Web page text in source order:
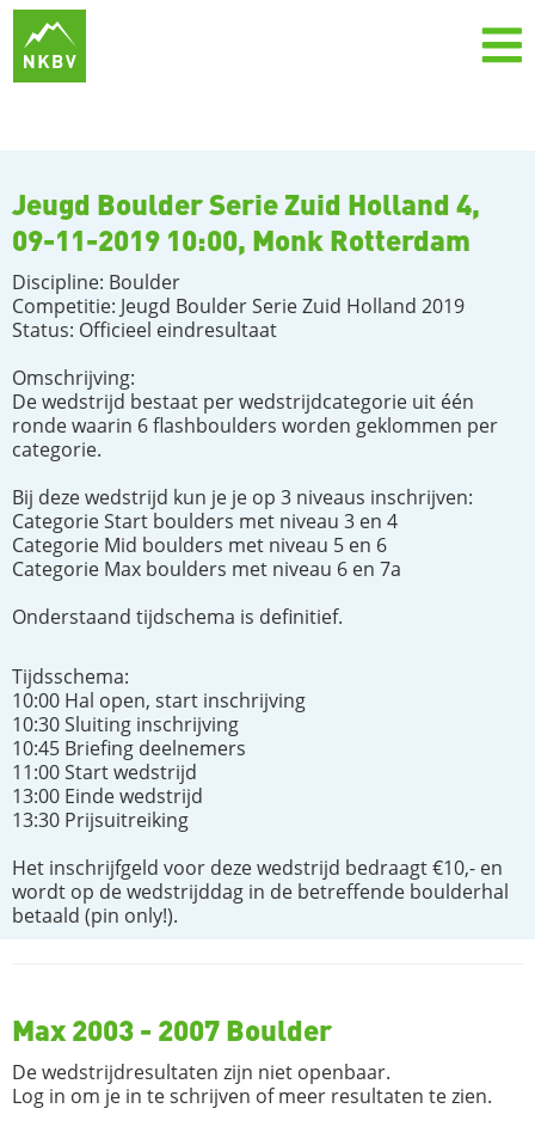
Jeugd Boulder Serie Zuid Holland 4,
09-11-2019 10:00, Monk Rotterdam
Discipline: Boulder
Competitie: Jeugd Boulder Serie Zuid Holland 2019
Status: Officieel eindresultaat
Omschrijving:
De wedstrijd bestaat per wedstrijdcategorie uit één
ronde waarin 6 flashboulders worden geklommen per
categorie.
Bij deze wedstrijd kun je je op 3 niveaus inschrijven:
Categorie Start boulders met niveau 3 en 4
Categorie Mid boulders met niveau 5 en 6
Categorie Max boulders met niveau 6 en 7a
Onderstaand tijdschema is definitief.
Tijdsschema:
10:00 Hal open, start inschrijving
10:30 Sluiting inschrijving
10:45 Briefing deelnemers
11:00 Start wedstrijd
13:00 Einde wedstrijd
13:30 Prijsuitreiking
Het inschrijfgeld voor deze wedstrijd bedraagt €10,- en
wordt op de wedstrijddag in de betreffende boulderhal
betaald (pin only!).
Max 2003 - 2007 Boulder
De wedstrijdresultaten zijn niet openbaar.
Log in om je in te schrijven of meer resultaten te zien.